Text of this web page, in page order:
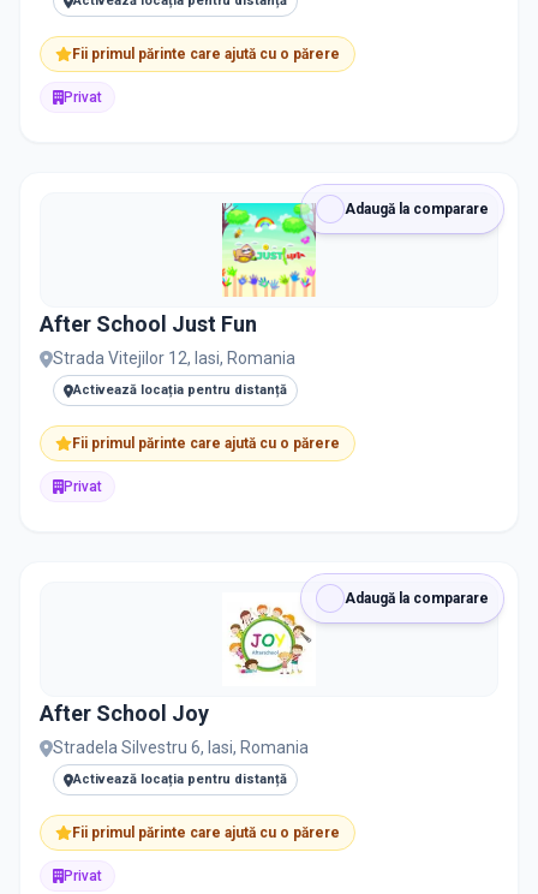
Fii primul părinte care ajută cu o părere
Privat
Adaugă la comparare
After School Just Fun
Strada Vitejilor 12, Iasi, Romania
Activează locația pentru distanță
Fii primul părinte care ajută cu o părere
Privat
Adaugă la comparare
After School Joy
Stradela Silvestru 6, Iasi, Romania
Activează locația pentru distanță
Fii primul părinte care ajută cu o părere
Privat